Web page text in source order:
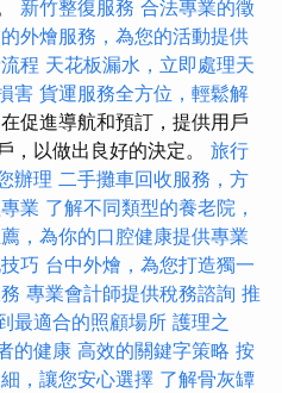
新竹整復服務 合法專業的徵
外燴服務，為您的活動提供
程 天花板漏水，立即處理天
害 貨運服務全方位，輕鬆解
促進導航和預訂，提供用戶
，以做出良好的決定。 旅行
辦理 二手攤車回收服務，方
業 了解不同類型的養老院，
，為你的口腔健康提供專業
巧 台中外燴，為您打造獨一
專業會計師提供稅務諮詢 推
最適合的照顧場所 護理之
的健康 高效的關鍵字策略 按
，讓您安心選擇 了解骨灰罈